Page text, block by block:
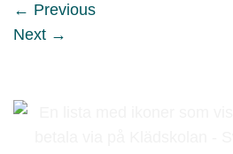
← Previous
Next →